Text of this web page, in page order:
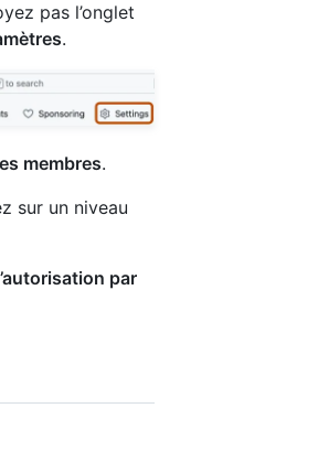
pas l’onglet
.
membres.
sur un niveau
par